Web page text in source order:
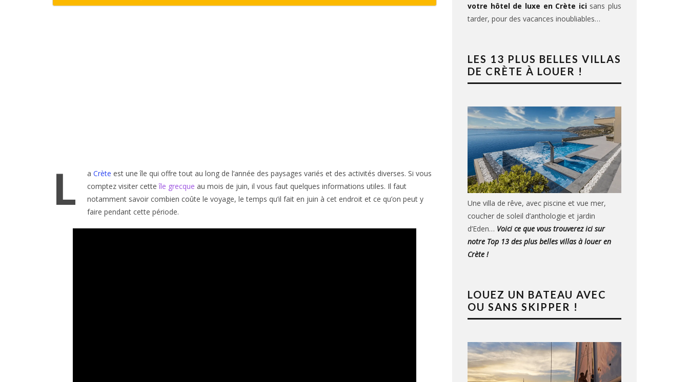
L a Crète est une île qui offre tout au long de l’année des paysages variés et des activités diverses. Si vous
comptez visiter cetteîle grecque au mois de juin, il vous faut quelques informations utiles. Il faut
notamment savoir combien coûte le voyage, le temps qu’il fait en juin à cet endroit et ce qu’on peut y
faire pendant cette période.
votre hôtel de luxe en Crète icisans plus
tarder, pour des vacances inoubliables…
LES 13 PLUS BELLES VILLAS
DE CRÈTE À LOUER !
Une villa de rêve, avec piscine et vue mer,
coucher de soleil d’anthologie et jardin
d’Eden… Voici ce que vous trouverez ici sur
notre Top 13 des plus belles villas à louer en
Crète !
LOUEZ UN BATEAU AVEC
OU SANS SKIPPER !